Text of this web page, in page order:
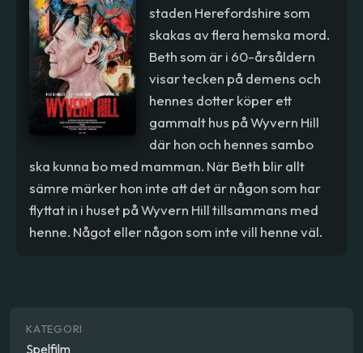
staden Herefordshire som
skakas av flera hemska mord.
Beth som är i 60-årsåldern
visar tecken på demens och
hennes dotter köper ett
gammalt hus på Wyvern Hill
där hon och hennes sambo
ska kunna bo med mamman. När Beth blir allt
sämre märker hon inte att det är någon som har
flyttat in i huset på Wyvern Hill tillsammans med
henne. Något eller någon som inte vill henne väl.
KATEGORI
Spelfilm